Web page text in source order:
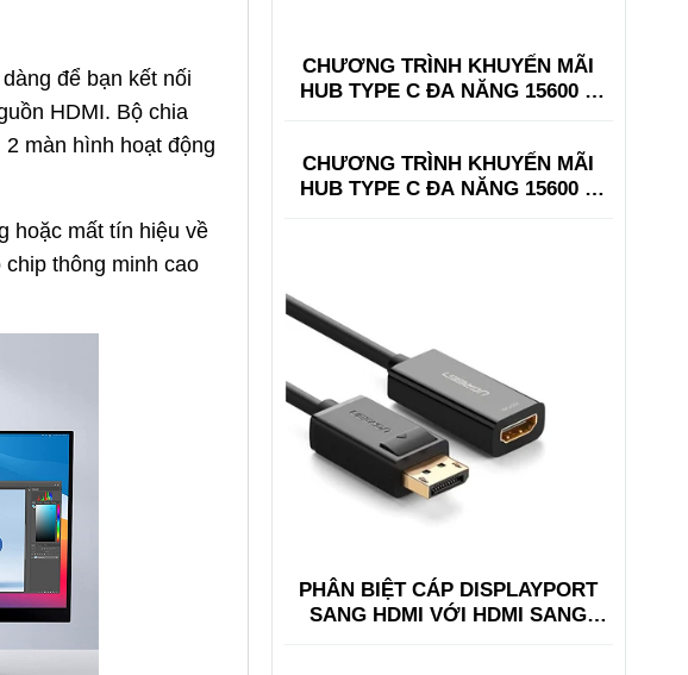
để bạn kết nối
HDMI. Bộ chia
màn hình hoạt động
hoặc mất tín hiệu về
thông minh cao
CHƯƠNG TRÌNH KHUYẾN MÃI
HUB TYPE C ĐA NĂNG 15600 +
CHƯƠNG TRÌNH KHUYẾN MÃI
HUB TYPE C ĐA NĂNG 15600 +
PHÂN BIỆT CÁP DISPLAYPORT
SANG HDMI VỚI HDMI SANG